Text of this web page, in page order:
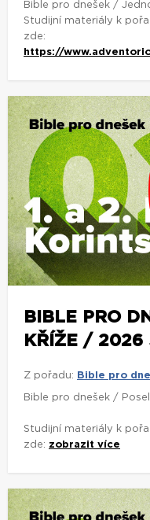
Bible pro dnešek /
Studijní materiály k
zde:
https://
BIBLE PRO
KŘÍŽE / 2026
Z pořadu: Bible pro
Bible pro dnešek /
Studijní materiály k
zde: zobrazit více